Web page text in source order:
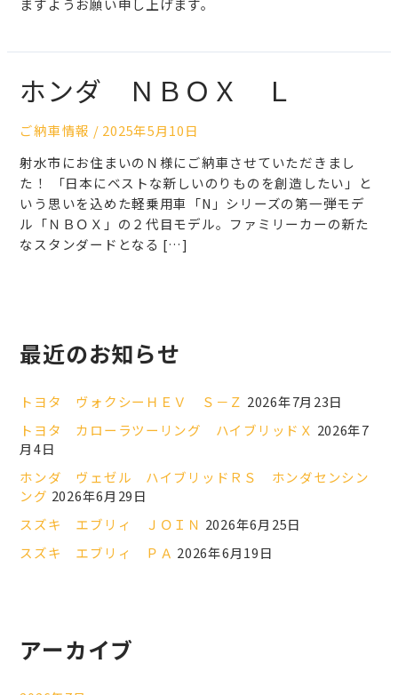
ますようお願い申し上げます。
ホンダ ＮＢＯＸ Ｌ
ご納車情報 / 2025年5月10日
射水市にお住まいのＮ様にご納車させていただきまし
た！ 「日本にベストな新しいのりものを創造したい」と
いう思いを込めた軽乗用車「N」シリーズの第一弾モデ
ル「ＮＢＯＸ」の２代目モデル。ファミリーカーの新た
なスタンダードとなる […]
最近のお知らせ
トヨタ ヴォクシーＨＥＶ Ｓ－Ｚ 2026年7月23日
トヨタ カローラツーリング ハイブリッドＸ 2026年7
月4日
ホンダ ヴェゼル ハイブリッドＲＳ ホンダセンシン
ング 2026年6月29日
スズキ エブリィ ＪＯＩＮ 2026年6月25日
スズキ エブリィ ＰＡ 2026年6月19日
アーカイブ